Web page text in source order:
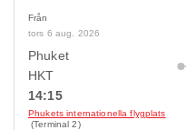
Från
tors 6 aug. 2026
Phuket
HKT
14:15
Phukets internationella flygplats
(Terminal 2)